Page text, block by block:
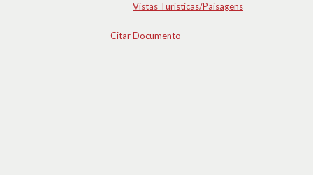
Vistas Turísticas/Paisagens
Citar Documento